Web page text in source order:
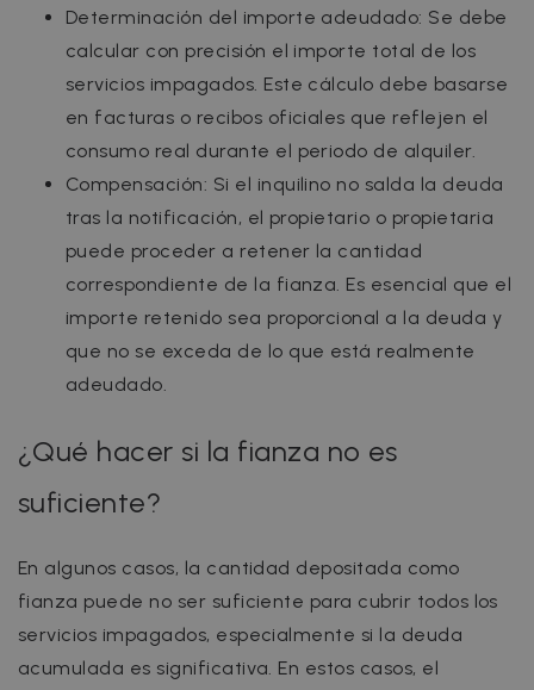
Determinación del importe adeudado: Se debe
calcular con precisión el importe total de los
servicios impagados. Este cálculo debe basarse
en facturas o recibos oficiales que reflejen el
consumo real durante el periodo de alquiler.
Compensación: Si el inquilino no salda la deuda
tras la notificación, el propietario o propietaria
puede proceder a retener la cantidad
correspondiente de la fianza. Es esencial que el
importe retenido sea proporcional a la deuda y
que no se exceda de lo que está realmente
adeudado.
¿Qué hacer si la fianza no es
suficiente?
En algunos casos, la cantidad depositada como
fianza puede no ser suficiente para cubrir todos los
servicios impagados, especialmente si la deuda
acumulada es significativa. En estos casos, el